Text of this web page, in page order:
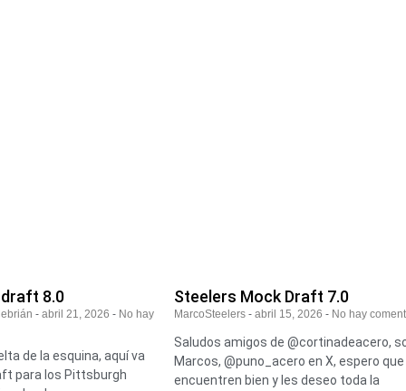
8.0
abril 21, 2026 No hay
de la esquina, aquí va
para los Pittsburgh
Steelers Mock Draft 7.0
MarcoSteelers abril 15, 2026 No hay
Saludos amigos de @cortinadeacero,
Marcos, @puno_acero en X, espero
encuentren bien y les deseo toda la